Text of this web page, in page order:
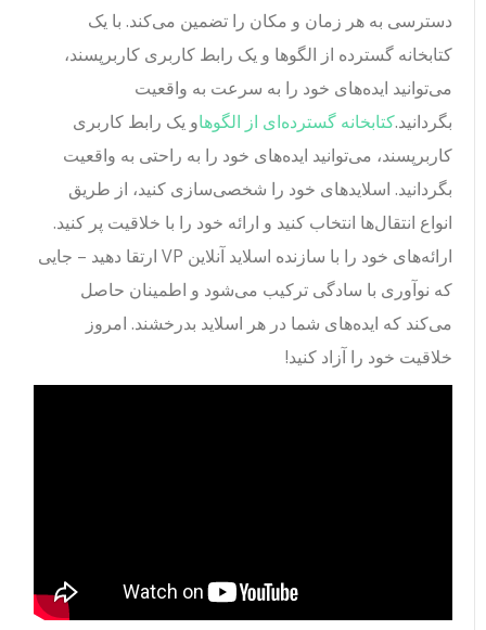
دسترسی به هر زمان و مکان را تضمین می‌کند. با یک
کتابخانه گسترده از الگوها و یک رابط کاربری کاربرپسند،
می‌توانید ایده‌های خود را به سرعت به واقعیت
بگردانید.کتابخانه گسترده‌ای از الگوهاو یک رابط کاربری
کاربرپسند، می‌توانید ایده‌های خود را به راحتی به واقعیت
بگردانید. اسلایدهای خود را شخصی‌سازی کنید، از طریق
انواع انتقال‌ها انتخاب کنید و ارائه خود را با خلاقیت پر کنید.
ارائه‌های خود را با سازنده اسلاید آنلاین VP ارتقا دهید – جایی
که نوآوری با سادگی ترکیب می‌شود و اطمینان حاصل
می‌کند که ایده‌های شما در هر اسلاید بدرخشند. امروز
خلاقیت خود را آزاد کنید!